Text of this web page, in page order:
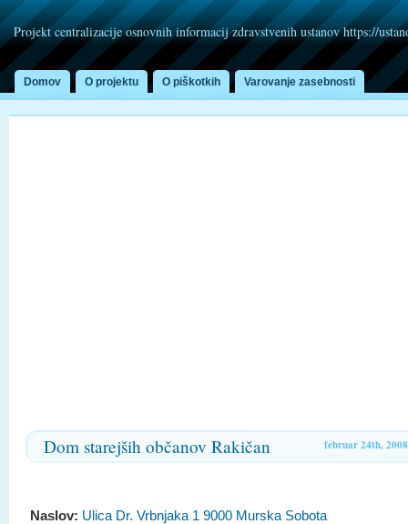
Projekt centralizacije osnovnih informacij zdravstvenih ustanov https://
Domov O projektu O piškotkih Varovanje zasebnosti
februar 24th, 2008
Dom starejših občanov Rakičan
Naslov: Ulica Dr. Vrbnjaka 1 9000 Murska Sobota